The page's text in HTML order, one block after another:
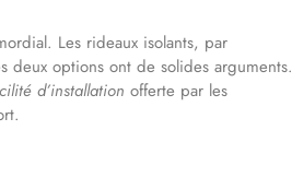
Les rideaux isolants, par
deux options ont de solides arguments.
d’installation offerte par les